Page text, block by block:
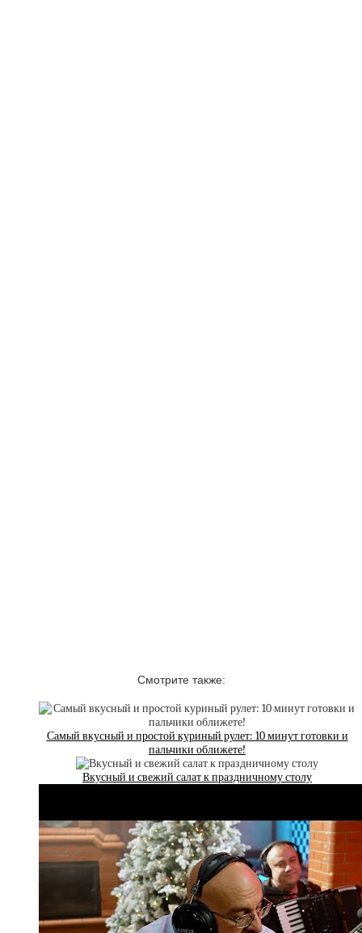
Смотрите также:
Самый вкусный и простой куриный рулет: 10 минут готовки и
пальчики оближете!
Вкусный и свежий салат к праздничному столу